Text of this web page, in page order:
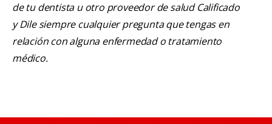
de tu dentista u otro proveedor de salud Calificado
y Dile siempre cualquier pregunta que tengas en
relación con alguna enfermedad o tratamiento
médico.